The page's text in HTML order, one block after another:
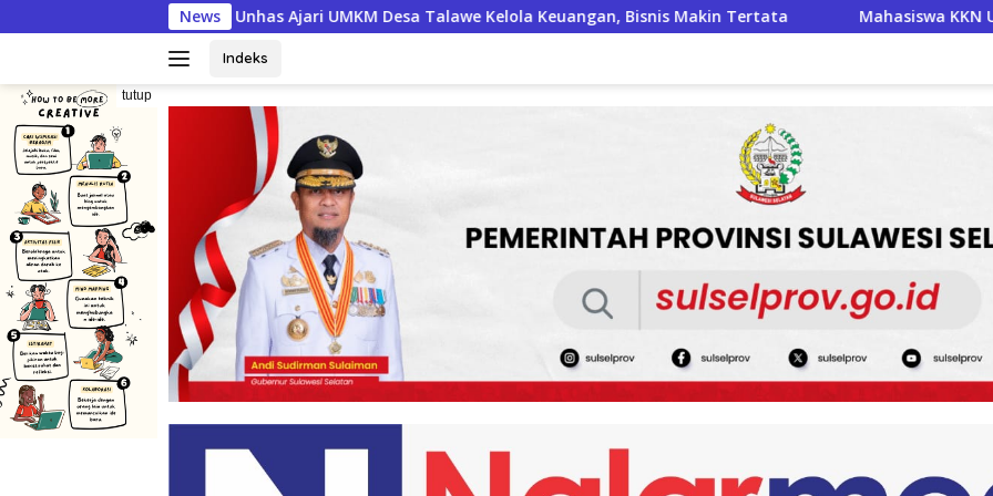
ke
News
Ajari UMKM Desa Talawe Kelola Keuangan, Bisnis Makin Tertata Mahasiswa KKN Unhas Bantu UMKM Desa
Indeks
tutup